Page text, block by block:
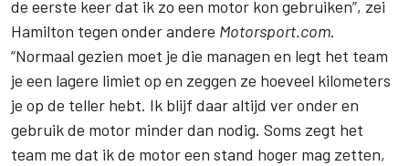
de eerste keer dat ik zo een motor kon gebruiken”, zei
Hamilton tegen onder andere Motorsport.com.
“Normaal gezien moet je die managen en legt het team
je een lagere limiet op en zeggen ze hoeveel kilometers
je op de teller hebt. Ik blijf daar altijd ver onder en
gebruik de motor minder dan nodig. Soms zegt het
team me dat ik de motor een stand hoger mag zetten,